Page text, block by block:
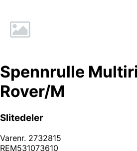
Spennrulle
Rover/M
Slitedeler
Varenr. 2732815
REM531073610